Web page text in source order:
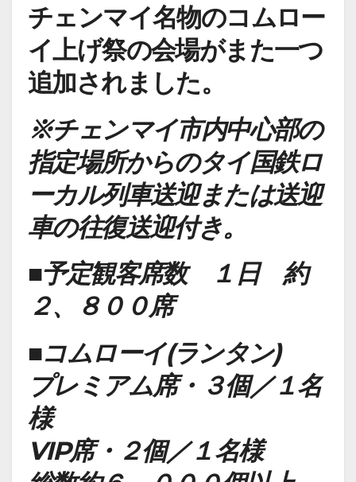
チェンマイ名物のコムロー
イ上げ祭の会場がまた一つ
追加されました。
※チェンマイ市内中心部の
指定場所からのタイ国鉄ロ
ーカル列車送迎または送迎
車の往復送迎付き。
■予定観客席数 １日 約
２、８００席
■コムローイ(ランタン)
プレミアム席・３個／１名
様
VIP席・２個／１名様